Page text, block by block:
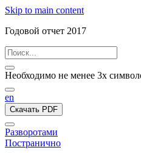
Skip to main content
Годовой отчет 2017
Необходимо не менее 3х
en
Скачать PDF
Разворотами
Постранично